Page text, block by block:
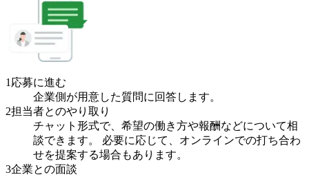
1応募に進む
企業側が用意した質問に回答します。
2担当者とのやり取り
チャット形式で、希望の働き方や報酬などについて相
談できます。 必要に応じて、オンラインでの打ち合わ
せを提案する場合もあります。
3企業との面談